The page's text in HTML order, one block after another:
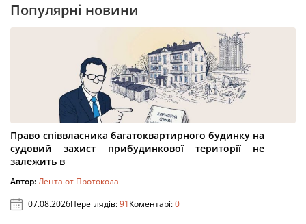
Популярні новини
Право співвласника багатоквартирного будинку на
судовий захист прибудинкової території не
залежить в
Автор:Лента от Протокола
07.08.2026Переглядів:91Коментарі:0